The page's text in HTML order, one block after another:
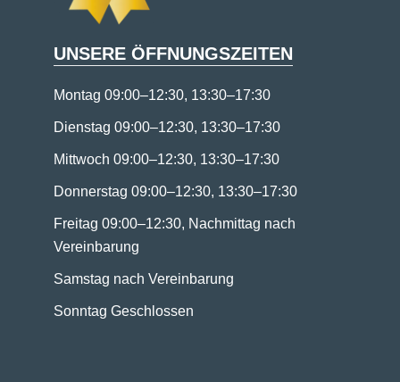
UNSERE ÖFFNUNGSZEITEN
Montag 09:00–12:30, 13:30–17:30
Dienstag 09:00–12:30, 13:30–17:30
Mittwoch 09:00–12:30, 13:30–17:30
Donnerstag 09:00–12:30, 13:30–17:30
Freitag 09:00–12:30, Nachmittag nach
Vereinbarung
Samstag nach Vereinbarung
Sonntag Geschlossen